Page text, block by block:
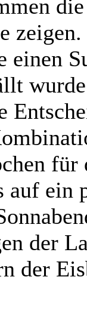
einen
auf ein
der
der